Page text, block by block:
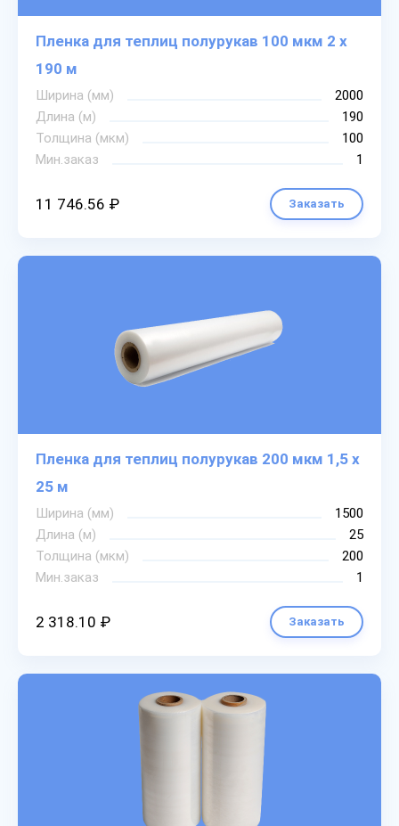
Пленка для теплиц полурукав 100 мкм 2 х
190 м
Ширина (мм)
2000
Длина (м)
190
Толщина (мкм)
100
Мин.заказ
1
11 746.56 ₽ Заказать
Пленка для теплиц полурукав 200 мкм 1,5 х
25 м
Ширина (мм)
1500
Длина (м)
25
Толщина (мкм)
200
Мин.заказ
1
2 318.10 ₽ Заказать